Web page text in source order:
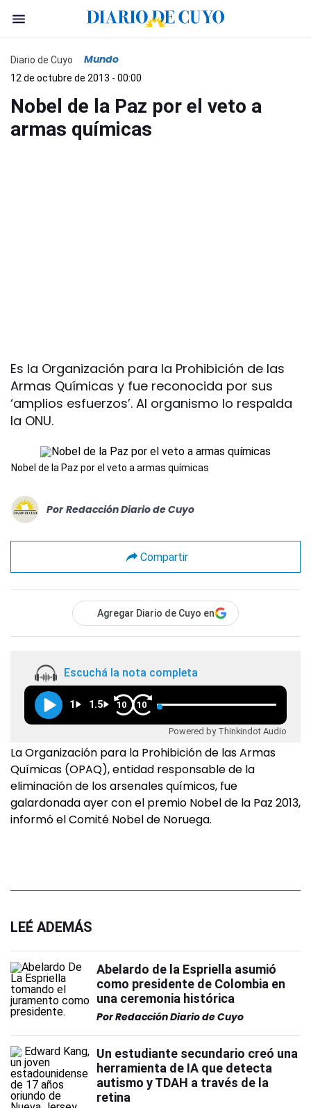
Diario de Cuyo Mundo
12 de octubre de 2013 - 00:00
Nobel de la Paz por el veto a
armas químicas
Es la Organización para la Prohibición de las
Armas Químicas y fue reconocida por sus
‘amplios esfuerzos’. Al organismo lo respalda
la ONU.
Nobel de la Paz por el veto a armas químicas
Por Redacción Diario de Cuyo
Compartir
Agregar Diario de Cuyo en
Escuchá la nota completa
1 1.5 10 10
Powered by Thinkindot Audio
La Organización para la Prohibición de las Armas
Químicas (OPAQ), entidad responsable de la
eliminación de los arsenales químicos, fue
galardonada ayer con el premio Nobel de la Paz 2013,
informó el Comité Nobel de Noruega.
LEÉ ADEMÁS
Abelardo de la Espriella asumió
como presidente de Colombia en
una ceremonia histórica
PorRedacción Diario de Cuyo
Un estudiante secundario creó una
herramienta de IA que detecta
autismo y TDAH a través de la
retina